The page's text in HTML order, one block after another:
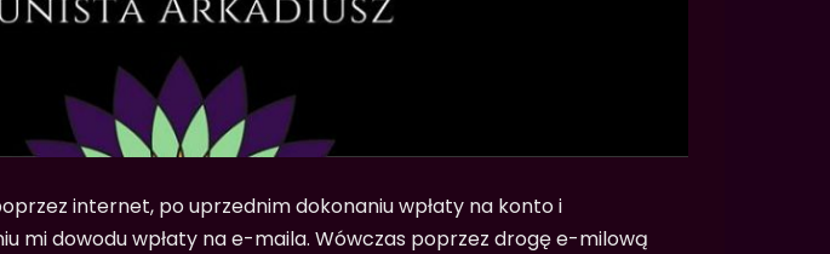
internet, po uprzednim dokonaniu wpłaty na konto i
mi dowodu wpłaty na e-maila. Wówczas poprzez drogę e-milową